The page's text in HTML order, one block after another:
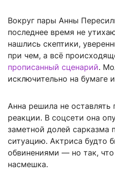
Вокруг пары Анны
последнее время не
нашлись скептики,
при чем, а всё
прописанный сценарий.
исключительно на бумаге
Анна решила не оставлять
реакции. В соцсети она
заметной долей сарказма
ситуацию. Актриса будто
обвинениями — но так, что
насмешка.